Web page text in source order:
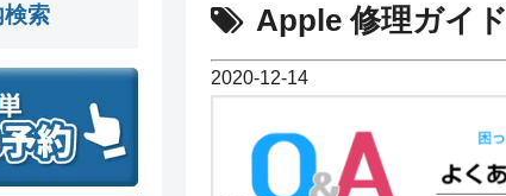
Apple 修理ガイド
2020-12-14
索